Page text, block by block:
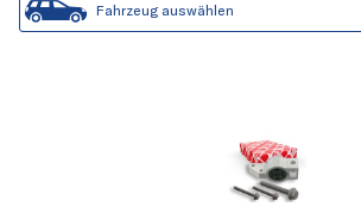
Fahrzeug auswählen